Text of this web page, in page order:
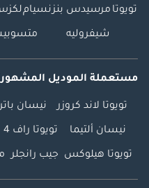
تويوتا مرسيدس بنزنسيام
شيفروليه
مستعملة الموديل
تويوتا لاند كروزر نيسان
نيسان ألتيما تويوتا راف 4
تويوتا هيلوكس جيب رانجلر